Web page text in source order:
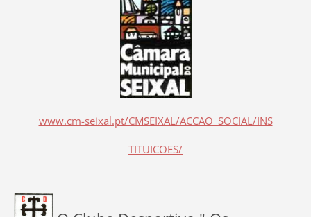
www.cm-seixal.pt/CMSEIXAL/ACCAO_SOCIAL/INS
TITUICOES/